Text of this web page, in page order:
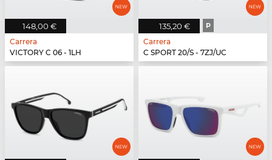
148,00 €
Carrera
VICTORY C 06 - 1LH
135,20 € P
Carrera
C SPORT 20/S - 7ZJ/UC